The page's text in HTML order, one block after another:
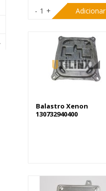
- 1 + Adicionar
Balastro Xenon
130732940400